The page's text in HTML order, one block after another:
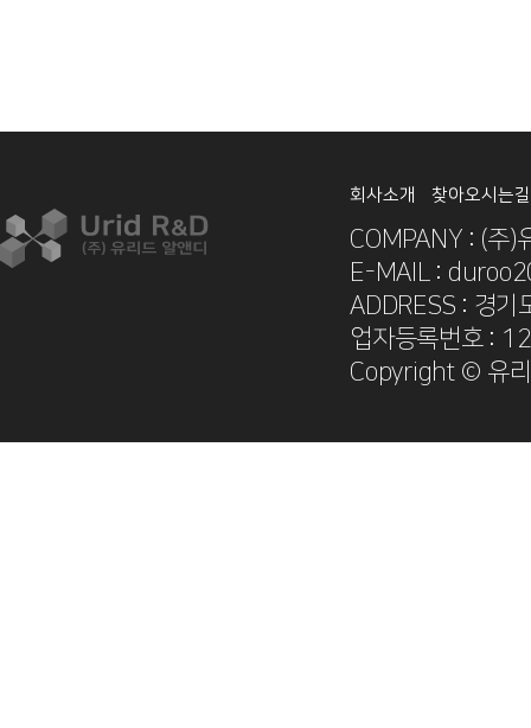
회사소개 찾아오시는길
COMPANY : (주)
E-MAIL :
ADDRESS : 경
업자등록번호 :
Copyright © 유